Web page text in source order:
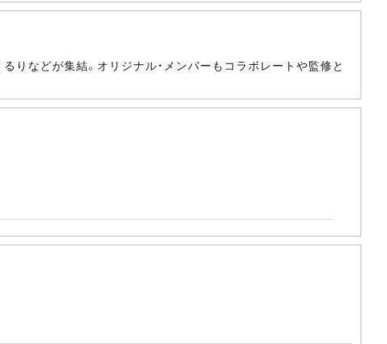
りなどが集結。オリジナル・メンバーもコラボレートや監修と